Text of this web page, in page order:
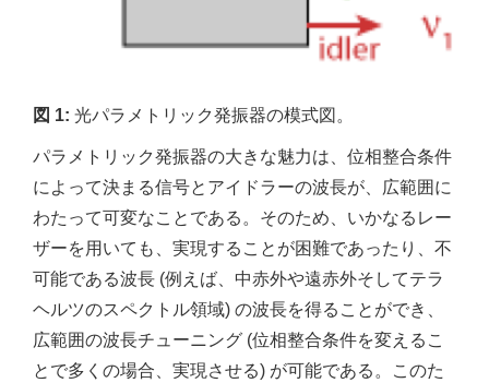
図 1: 光パラメトリック発振器の模式図。
パラメトリック発振器の大きな魅力は、位相整合条件
によって決まる信号とアイドラーの波長が、広範囲に
わたって可変なことである。そのため、いかなるレー
ザーを用いても、実現することが困難であったり、不
可能である波長 (例えば、中赤外や遠赤外そしてテラ
ヘルツのスペクトル領域) の波長を得ることができ、
広範囲の波長チューニング (位相整合条件を変えるこ
とで多くの場合、実現させる) が可能である。このた